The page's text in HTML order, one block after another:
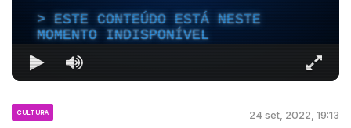
ESTE CONTEÚDO ESTÁ NESTE
MOMENTO INDISPONÍVEL
CULTURA 24 set, 2022, 19:13